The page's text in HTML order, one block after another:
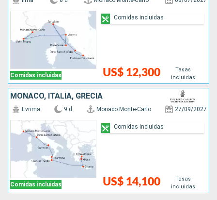
Comidas incluidas US$ 12,300
Tasas
incluidas
Comidas incluidas
MONACO, ITALIA, GRECIA
Comidas incluidas
Evrima 9 d Monaco Monte-Carlo 27/09/2027
US$ 14,100
Tasas
incluidas
Comidas incluidas